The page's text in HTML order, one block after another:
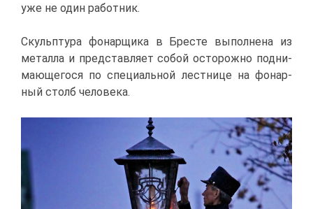
уже не один ра­бот­ник.
Скульп­ту­ра фо­нар­щи­ка в Бре­сте вы­пол­не­на из
ме­тал­ла и пред­став­ля­ет со­бой осто­рож­но под­ни­
ма­ю­ще­го­ся по спе­ци­аль­ной лест­ни­це на фо­нар­
ный столб че­ло­ве­ка.